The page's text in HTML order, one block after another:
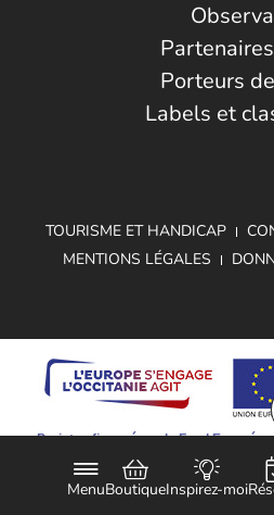
MenuBoutiqueInspirez-moi
Porteurs
Labels et
TOURISME ET HANDICAP
MENTIONS LÉGALES
Projet cofinancé par le Fond